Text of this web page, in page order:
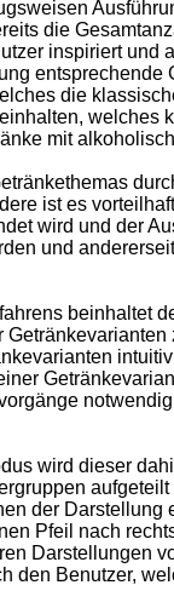
die
inspiriert
die
welches
mit
ist es
wird und der
und
beinhaltet
wird dieser
der
Pfeil nach
Darstellungen
Benutzer,